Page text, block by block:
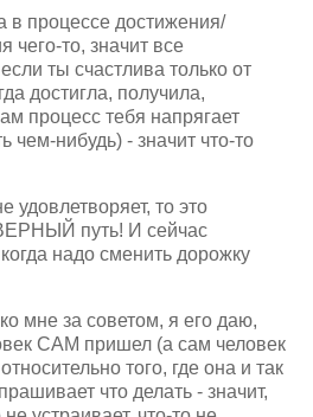
в процессе достижения/
чего-то, значит все
ты счастлива только от
достигла, получила,
процесс тебя напрягает
чем-нибудь) - значит что-то
удовлетворяет, то это
путь! И сейчас
надо сменить дорожку
ко мне за советом, я его даю,
САМ пришел (а сам человек
того, где она и так
что делать - значит,